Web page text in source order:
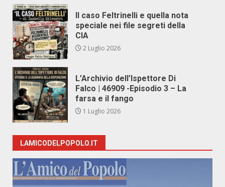
Il caso Feltrinelli e quella nota
speciale nei file segreti della
CIA
2 Luglio 2026
L’Archivio dell’Ispettore Di
Falco | 46909 -Episodio 3 – La
farsa e il fango
1 Luglio 2026
LAMICODELPOPOLO.IT